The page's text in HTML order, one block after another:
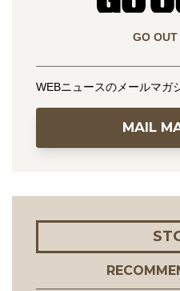
GO OUT
WEBニュースのメールマガ
MAIL